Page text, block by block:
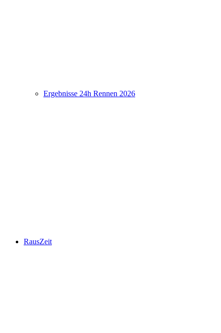
Ergebnisse 24h Rennen 2026
RausZeit